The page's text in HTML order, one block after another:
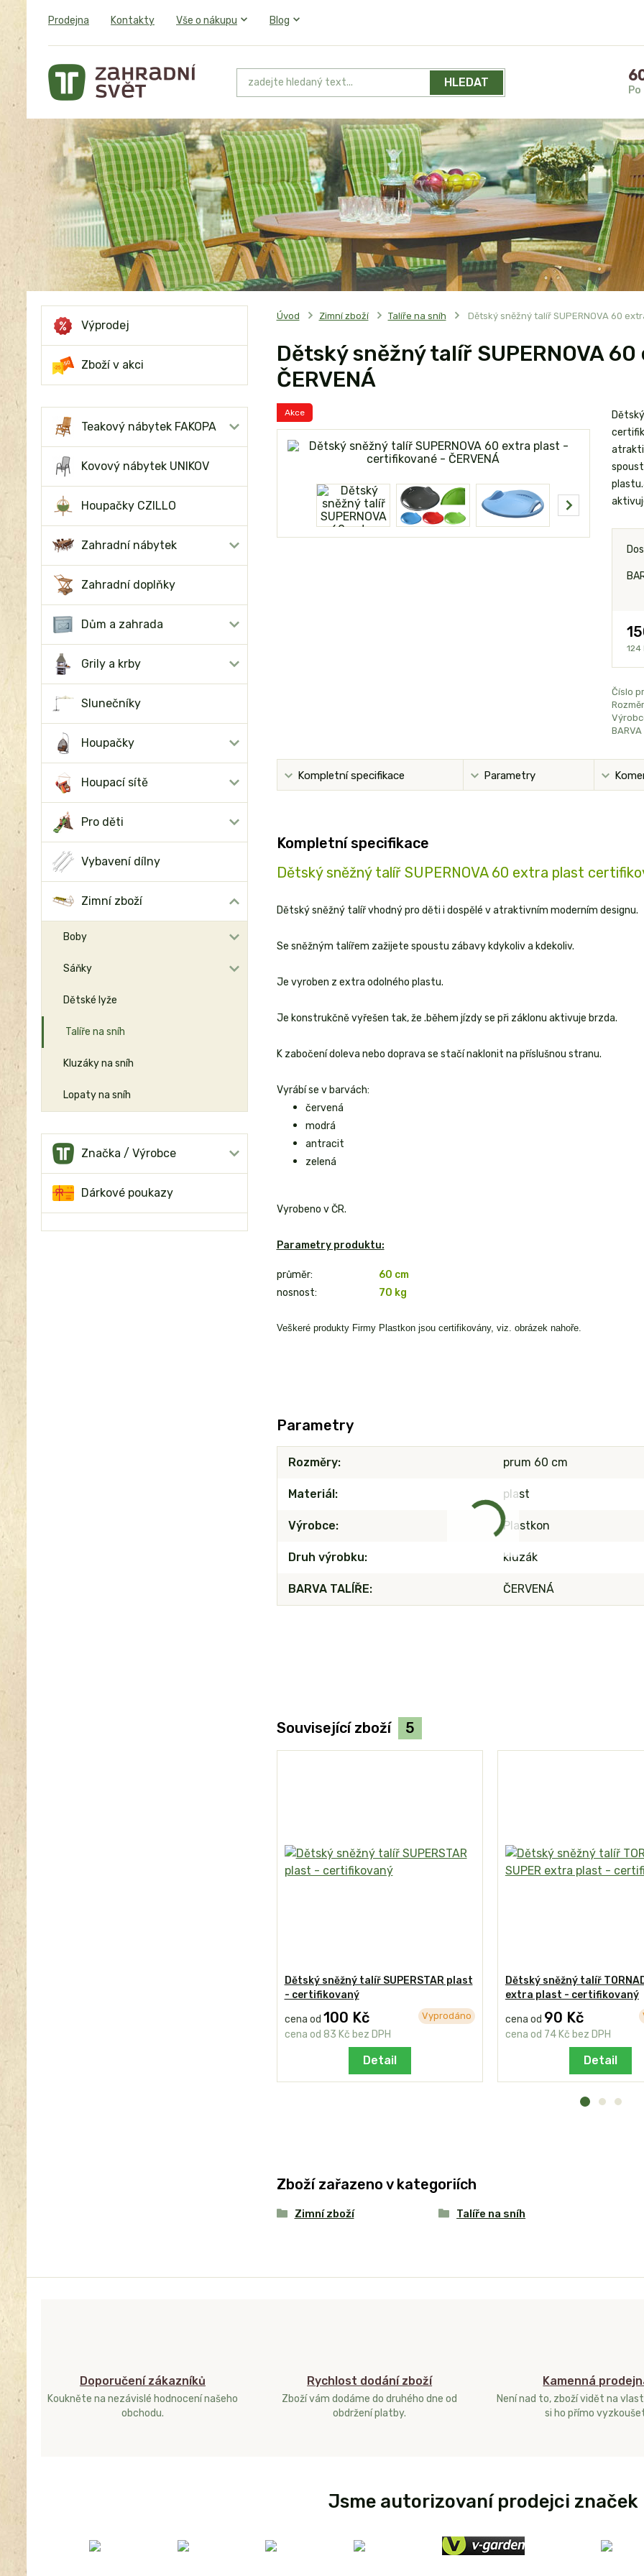
Prodejna Kontakty Vše o nákupu Blog
HLEDAT
Výprodej
Zboží v akci
Teakový nábytek FAKOPA
Kovový nábytek UNIKOV
Houpačky CZILLO
Zahradní nábytek
Zahradní doplňky
Dům a zahrada
Grily a krby
Slunečníky
Houpačky
Houpací sítě
Pro děti
Vybavení dílny
Zimní zboží
Boby
Sáňky
Dětské lyže
Talíře na sníh
Kluzáky na sníh
Lopaty na sníh
Značka / Výrobce
Dárkové poukazy
Úvod Zimní zboží Talíře na sníh Dětský sněžný talíř SUPERNOVA 60
Dětský sněžný talíř SUPERNOVA
ČERVENÁ
Akce
124
Číslo
BARVA
Kompletní specifikace Parametry
Kompletní specifikace
Dětský sněžný talíř SUPERNOVA 60 extra plast
Dětský sněžný talíř vhodný pro děti i dospělé v atraktivním moderním designu.
Se sněžným talířem zažijete spoustu zábavy kdykoliv a kdekoliv.
Je vyroben z extra odolného plastu.
Je konstrukčně vyřešen tak, že .během jízdy se při záklonu aktivuje brzda.
K zabočení doleva nebo doprava se stačí naklonit na příslušnou stranu.
Vyrábí se v barvách:
červená
modrá
antracit
zelená
Vyrobeno v ČR.
Parametry produktu:
průměr:
60 cm
nosnost:
70 kg
Veškeré produkty Firmy Plastkon jsou certifikovány, viz. obrázek nahoře.
Parametry
Rozměry prum 60 cm
Materiál plast
Výrobce Plastkon
Druh výrobku kluzák
BARVA TALÍŘE ČERVENÁ
Související zboží 5
Dětský sněžný talíř SUPERSTAR plast
- certifikovaný
cena od 100 Kč
cena od 83 Kč bez DPH
Vyprodáno
Detail
Dětský sněžný talíř
extra plast - certifikovaný
cena od 90 Kč
cena od 74 Kč bez DPH
Detail
Zboží zařazeno v kategoriích
Zimní zboží Talíře na sníh
Doporučení zákazníků
Koukněte na nezávislé hodnocení našeho
obchodu.
Rychlost dodání zboží
Zboží vám dodáme do druhého dne od
obdržení platby.
Kamenná
Není nad to, zboží vidět na
si ho přímo
Jsme autorizovaní prodejci značek